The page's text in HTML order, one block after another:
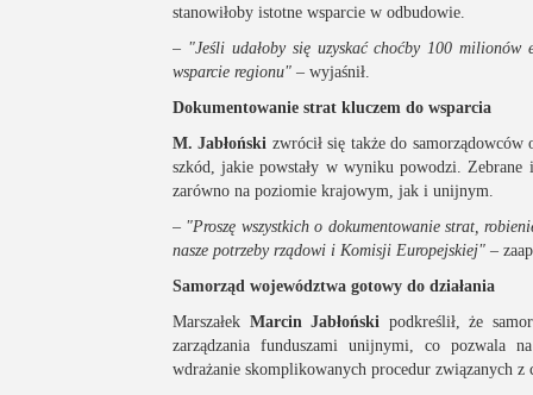
stanowiłoby istotne wsparcie w odbudowie.
– "Jeśli udałoby się uzyskać choćby 100
wsparcie regionu" – wyjaśnił.
Dokumentowanie strat kluczem do wsparcia
M. Jabłoński zwrócił się także do samorządowców
szkód, jakie powstały w wyniku powodzi. Zebrane
zarówno na poziomie krajowym, jak i unijnym.
– "Proszę wszystkich o dokumentowanie strat,
nasze potrzeby rządowi i Komisji Europejskiej" –
Samorząd województwa gotowy do działania
Marszałek Marcin Jabłoński podkreślił, że
zarządzania funduszami unijnymi, co pozwala
wdrażanie skomplikowanych procedur związanych